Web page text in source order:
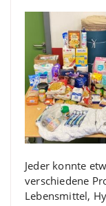
Jeder konnte
verschiedene
Lebensmittel,